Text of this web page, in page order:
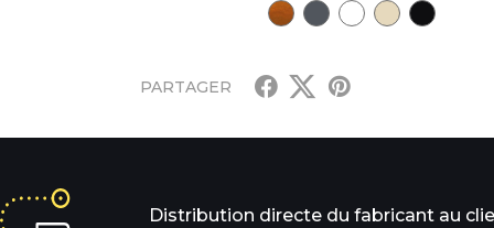
CD28 - Chêne Doré
Gris Anthracite - RAL
Blanc pur - RAL
Ivoire clair -
Noir foncé
PARTAGER
Distribution directe du fabricant au